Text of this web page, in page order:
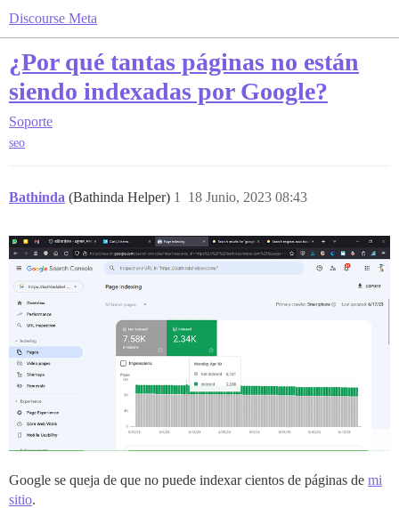
Discourse Meta
¿Por qué tantas páginas no están
siendo indexadas por Google?
Soporte
seo
Bathinda (Bathinda Helper) 18 Junio, 2023 08:43
1
Google se queja de que no puede indexar cientos de páginas de mi
sitio.